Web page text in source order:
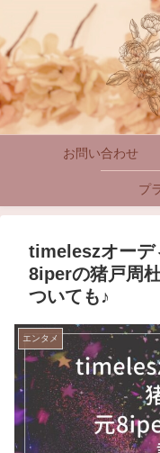
お問い合わせ
プ
timeleszオーデ
8iperの猪戸周
ついても♪
エンタメ